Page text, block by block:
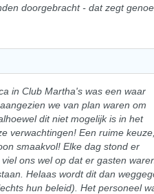
doorgebracht - dat zegt
in Club Martha's was een waar
we van plan waren om
dit niet mogelijk is in het
verwachtingen! Een ruime keuze,
smaakvol! Elke dag stond er
ons wel op dat er gasten
Helaas wordt dit dan
hun beleid). Het personeel